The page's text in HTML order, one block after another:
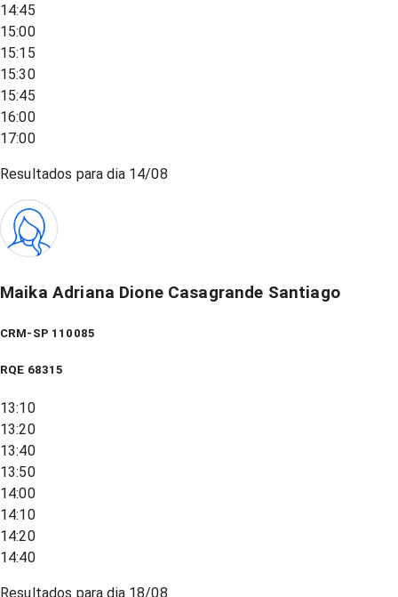
14:45
15:00
15:15
15:30
15:45
16:00
17:00
Resultados para dia 14/08
Maika Adriana Dione Casagrande Santiago
CRM-SP 110085
RQE 68315
13:10
13:20
13:40
13:50
14:00
14:10
14:20
14:40
Resultados para dia 18/08